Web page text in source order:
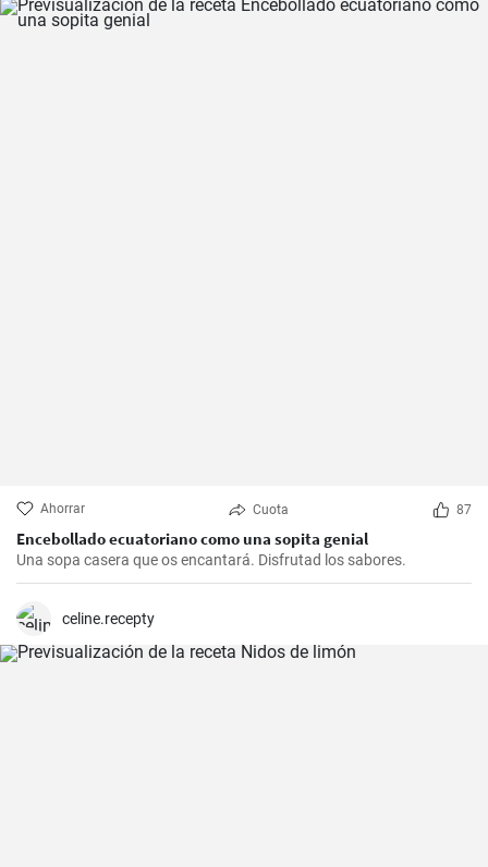
Ahorrar Cuota 87
Encebollado ecuatoriano como una sopita genial
Una sopa casera que os encantará. Disfrutad los sabores.
celine.recepty